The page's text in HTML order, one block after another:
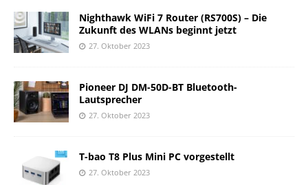
Nighthawk WiFi 7 Router (RS700S) – Die
Zukunft des WLANs beginnt jetzt
27. Oktober 2023
Pioneer DJ DM-50D-BT Bluetooth-
Lautsprecher
27. Oktober 2023
T-bao T8 Plus Mini PC vorgestellt
27. Oktober 2023